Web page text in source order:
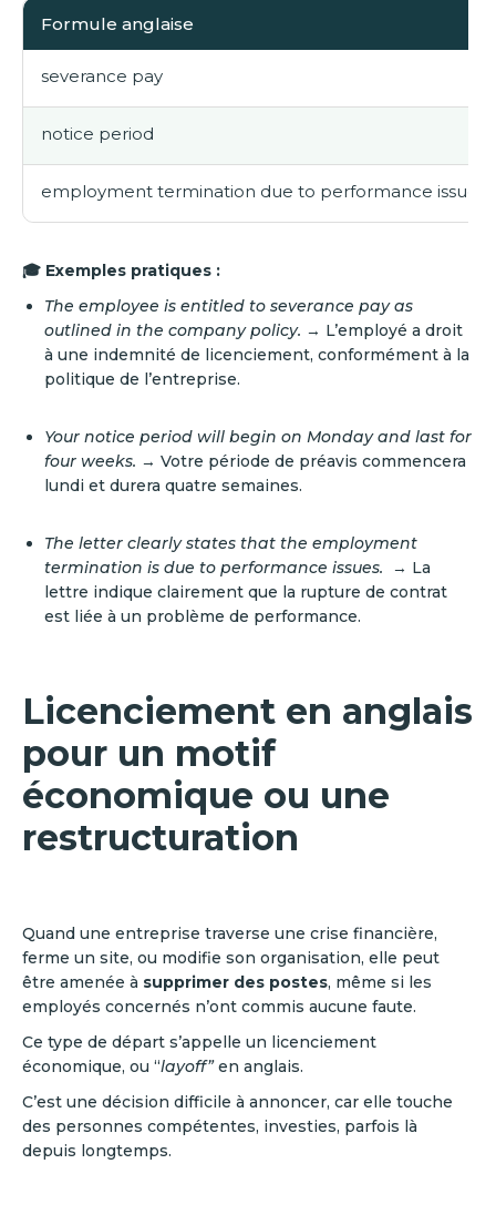
Formule anglaise
severance pay
notice period
employment termination due to performance issues
🎓 Exemples pratiques :
The employee is entitled to severance pay as
outlined in the company policy. → L’employé a droit
à une indemnité de licenciement, conformément à la
politique de l’entreprise.
Your notice period will begin on Monday and last for
four weeks. → Votre période de préavis commencera
lundi et durera quatre semaines.
The letter clearly states that the employment
termination is due to performance issues.
→ La
lettre indique clairement que la rupture de contrat
est liée à un problème de performance.
Licenciement en anglais
pour un motif
économique ou une
restructuration
Quand une entreprise traverse une crise financière,
ferme un site, ou modifie son organisation, elle peut
être amenée à supprimer des postes, même si les
employés concernés n’ont commis aucune faute.
Ce type de départ s’appelle un licenciement
économique, ou “layoff”en anglais.
C’est une décision difficile à annoncer, car elle touche
des personnes compétentes, investies, parfois là
depuis longtemps.